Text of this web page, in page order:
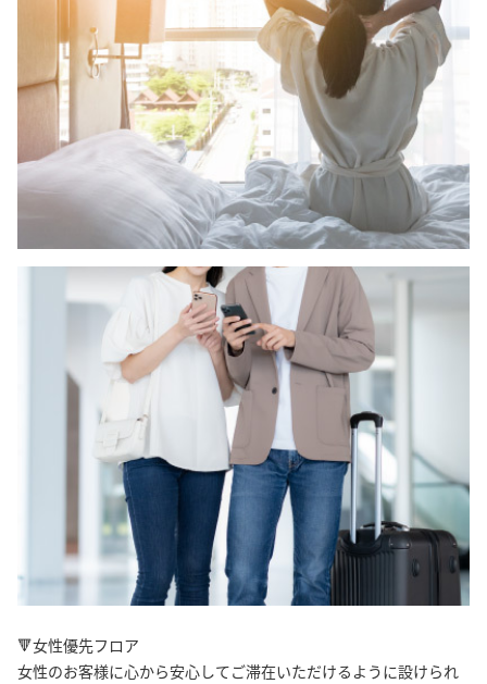
🔻女性優先フロア
女性のお客様に心から安心してご滞在いただけるように設けられ